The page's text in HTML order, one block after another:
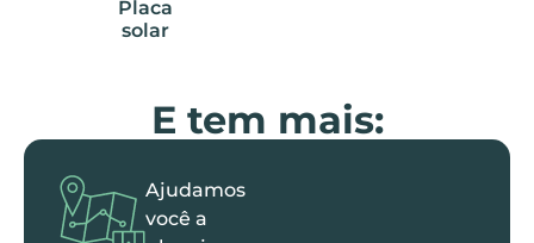
Placa
solar
E tem mais:
Ajudamos
você a